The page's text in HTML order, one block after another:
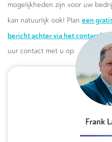
mogelijkheden zijn voor uw
kan natuurlijk ook! Plan een
bericht achter via het
uur contact met u op.
Frank